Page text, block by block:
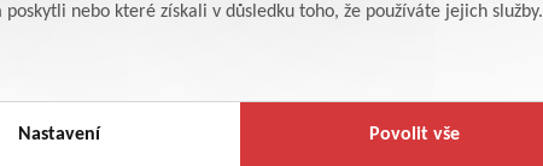
nebo které získali v důsledku toho, že používáte jejich služby.
Nastavení Povolit vše